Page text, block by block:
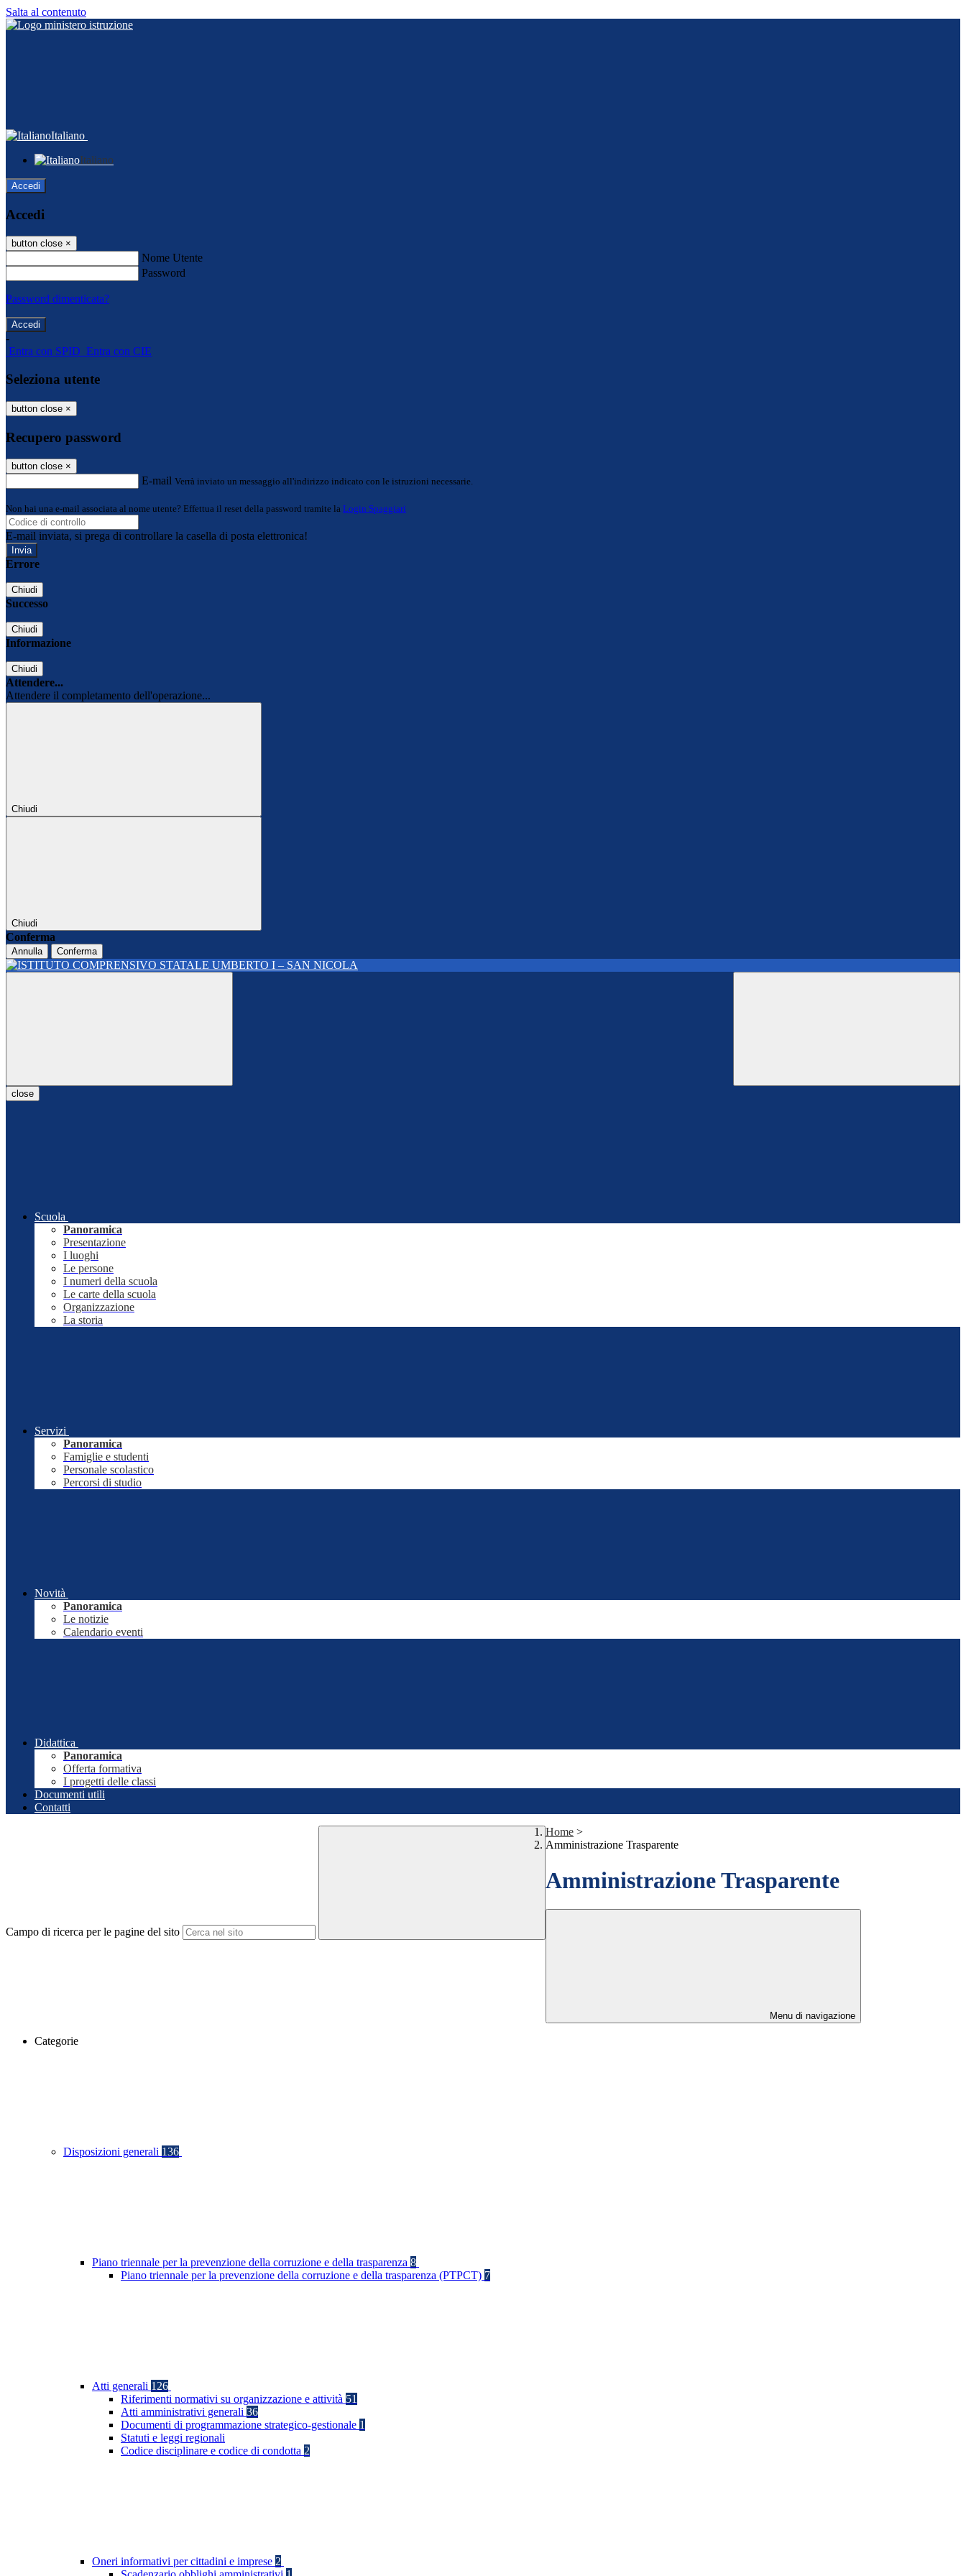
Salta al contenuto
Italiano
Italiano
Accedi
Accedi
button close ×
Nome Utente
Password
Password dimenticata?
-
Entra con SPID Entra con CIE
Seleziona utente
button close ×
Recupero password
button close ×
E-mail Verrà inviato un messaggio all'indirizzo indicato con le istruzioni necessarie.
Non hai una e-mail associata al nome utente? Effettua il reset della password tramite la Login Spaggiari
E-mail inviata, si prega di controllare la casella di posta elettronica!
Errore
Chiudi
Successo
Chiudi
Informazione
Chiudi
Attendere...
Attendere il completamento dell'operazione...
Chiudi
Chiudi
Conferma
Annulla Conferma
close
Scuola
Panoramica
Presentazione
I luoghi
Le persone
I numeri della scuola
Le carte della scuola
Organizzazione
La storia
Servizi
Panoramica
Famiglie e studenti
Personale scolastico
Percorsi di studio
Novità
Panoramica
Le notizie
Calendario eventi
Didattica
Panoramica
Offerta formativa
I progetti delle classi
Documenti utili
Contatti
Campo di ricerca per le pagine del sito
Home >
Amministrazione Trasparente
Amministrazione Trasparente
Menu di navigazione
Categorie
Disposizioni generali 136
Piano triennale per la prevenzione della corruzione e della trasparenza 8
Piano triennale per la prevenzione della corruzione e della trasparenza (PTPCT) 7
Atti generali 126
Riferimenti normativi su organizzazione e attività 51
Atti amministrativi generali 36
Documenti di programmazione strategico-gestionale 1
Statuti e leggi regionali
Codice disciplinare e codice di condotta 2
Oneri informativi per cittadini e imprese 2